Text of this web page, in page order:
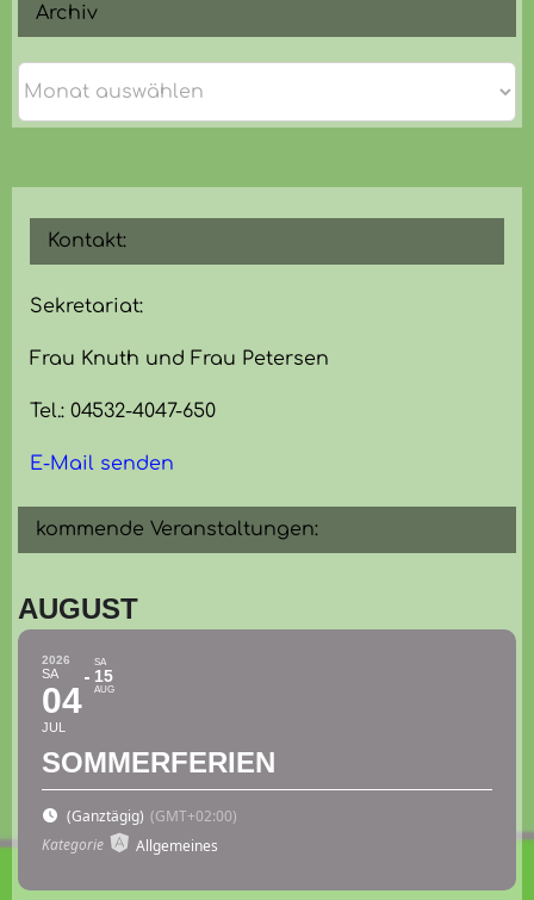
Kontakt:
Sekretariat:
Frau Knuth und Frau Petersen
Tel.: 04532-4047-650
E-Mail senden
kommende Veranstaltungen:
AUGUST
2026
SA
04
JUL
SA
15
AUG
SOMMERFERIEN
(Ganztägig) (GMT+02:00)
Kategorie
Allgemeines
Archiv
Archiv